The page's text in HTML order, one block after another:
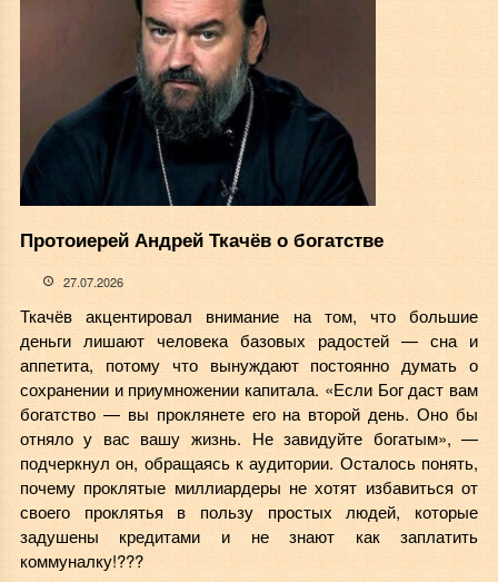
Протоиерей Андрей Ткачёв о богатстве
27.07.2026
Ткачёв акцентировал внимание на том, что большие
деньги лишают человека базовых радостей — сна и
аппетита, потому что вынуждают постоянно думать о
сохранении и приумножении капитала. «Если Бог даст вам
богатство — вы проклянете его на второй день. Оно бы
отняло у вас вашу жизнь. Не завидуйте богатым», —
подчеркнул он, обращаясь к аудитории. Осталось понять,
почему проклятые миллиардеры не хотят избавиться от
своего проклятья в пользу простых людей, которые
задушены кредитами и не знают как заплатить
коммуналку!???